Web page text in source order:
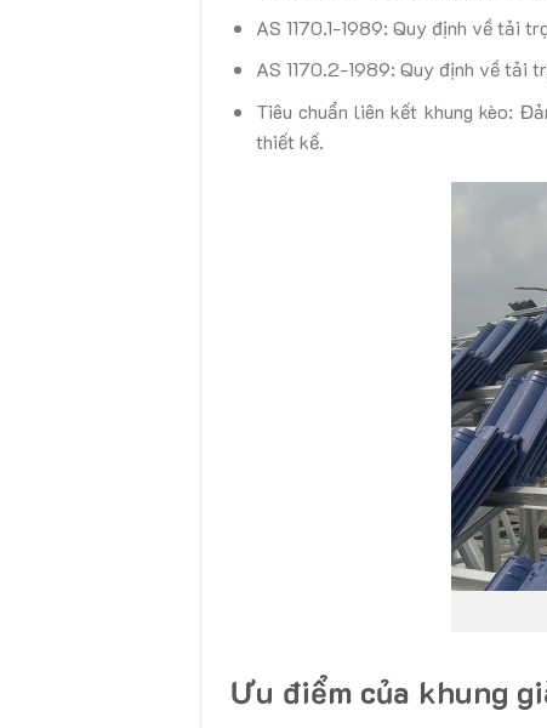
AS 1170.1-1989: Quy định về tải
AS 1170.2-1989: Quy định về tải
Tiêu chuẩn liên kết khung kèo:
thiết kế.
Ưu điểm của khung